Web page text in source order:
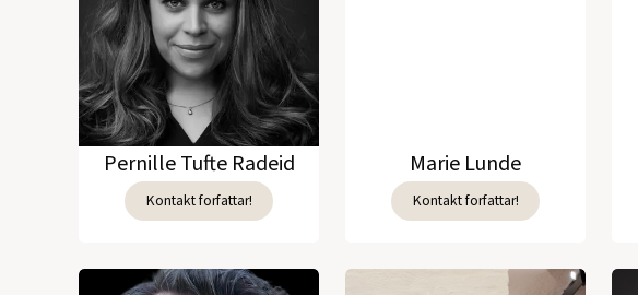
Pernille Tufte Radeid
Kontakt forfattar!
Marie Lunde
Kontakt forfattar!